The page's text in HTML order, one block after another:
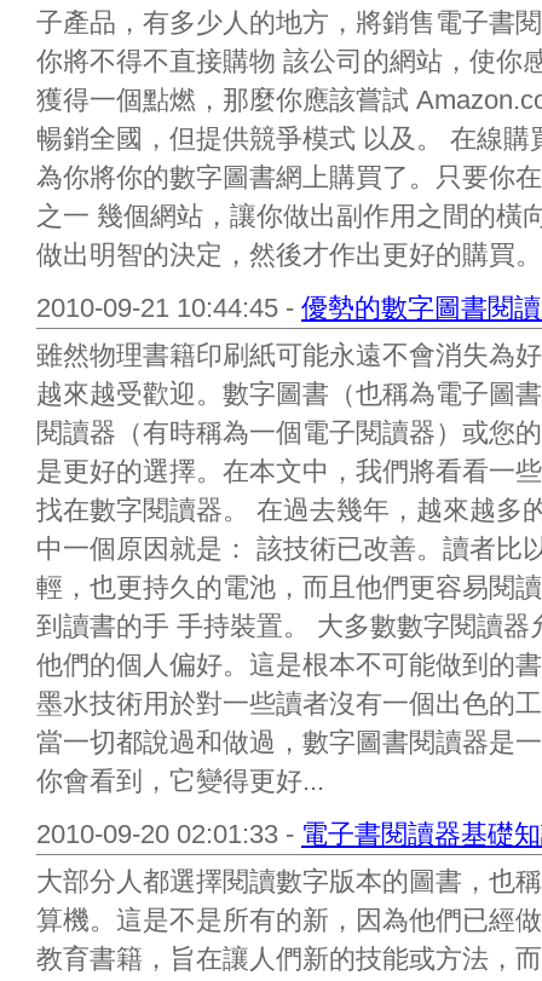
子產品，有多少人的地方，將銷售電子書
你將不得不直接購物 該公司的網站，使你
獲得一個點燃，那麼你應該嘗試
暢銷全國，但提供競爭模式 以及。 在線
為你將你的數字圖書網上購買了。只要你
之一 幾個網站，讓你做出副作用之間的橫
做出明智的決定，然後才作出更好的購買
2010-09-21 10:44:45 - 優勢的數字圖書閱
雖然物理書籍印刷紙可能永遠不會消失為
越來越受歡迎。數字圖書（也稱為電子圖
閱讀器（有時稱為一個電子閱讀器）或您
是更好的選擇。在本文中，我們將看看一
找在數字閱讀器。 在過去幾年，越來越多
中一個原因就是： 該技術已改善。讀者比
輕，也更持久的電池，而且他們更容易閱
到讀書的手 手持裝置。 大多數數字閱讀
他們的個人偏好。這是根本不可能做到的
墨水技術用於對一些讀者沒有一個出色的
當一切都說過和做過，數字圖書閱讀器是
你會看到，它變得更好...
2010-09-20 02:01:33 - 電子書閱讀器基礎
大部分人都選擇閱讀數字版本的圖書，也
算機。這是不是所有的新，因為他們已經
教育書籍，旨在讓人們新的技能或方法，